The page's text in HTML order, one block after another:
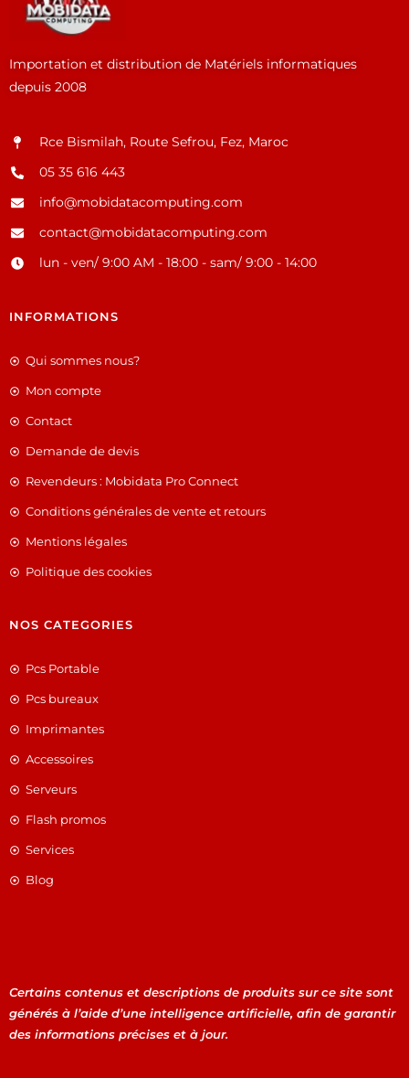
Importation et distribution de Matériels informatiques
depuis 2008
Rce Bismilah, Route Sefrou, Fez, Maroc
05 35 616 443
info@mobidatacomputing.com
contact@mobidatacomputing.com
lun - ven/ 9:00 AM - 18:00 - sam/ 9:00 - 14:00
INFORMATIONS
Qui sommes nous?
Mon compte
Contact
Demande de devis
Revendeurs : Mobidata Pro Connect
Conditions générales de vente et retours
Mentions légales
Politique des cookies
NOS CATEGORIES
Pcs Portable
Pcs bureaux
Imprimantes
Accessoires
Serveurs
Flash promos
Services
Blog
Certains contenus et descriptions de produits sur ce site sont
générés à l’aide d’une intelligence artificielle, afin de garantir
des informations précises et à jour.